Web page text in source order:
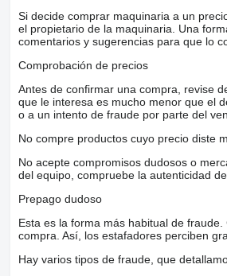
Si decide comprar maquinaria a un
el propietario de la maquinaria. Una
comentarios y sugerencias para que lo
Comprobación de precios
Antes de confirmar una compra, revise
que le interesa es mucho menor que el
o a un intento de fraude por parte del
No compre productos cuyo precio diste
No acepte compromisos dudosos o
del equipo, compruebe la autenticidad
Prepago dudoso
Esta es la forma más habitual de
compra. Así, los estafadores perciben
Hay varios tipos de fraude, que